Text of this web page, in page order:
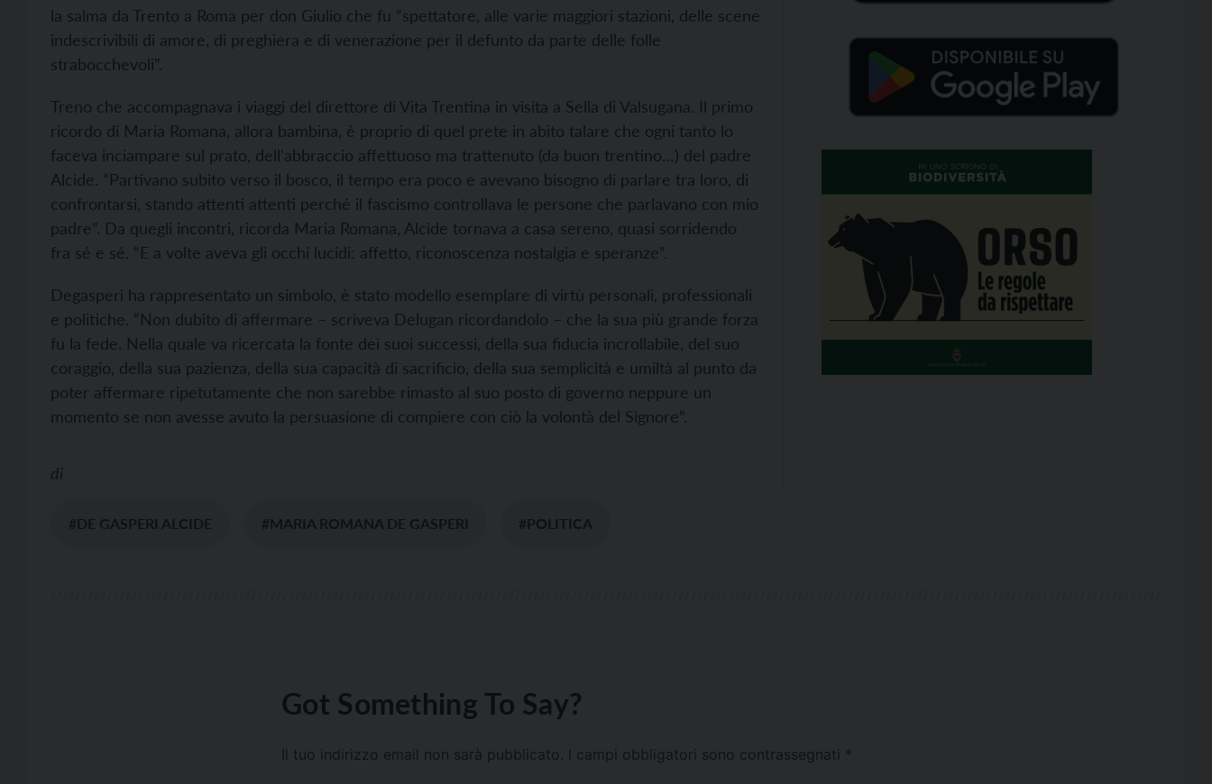
la salma da Trento a Roma per don Giulio che fu “spettatore, alle varie maggiori stazioni, delle scene
indescrivibili di amore, di preghiera e di venerazione per il defunto da parte delle folle
strabocchevoli”.
Treno che accompagnava i viaggi del direttore di Vita Trentina in visita a Sella di Valsugana. Il primo
ricordo di Maria Romana, allora bambina, è proprio di quel prete in abito talare che ogni tanto lo
faceva inciampare sul prato, dell'abbraccio affettuoso ma trattenuto (da buon trentino…) del padre
Alcide. “Partivano subito verso il bosco, il tempo era poco e avevano bisogno di parlare tra loro, di
confrontarsi, stando attenti attenti perché il fascismo controllava le persone che parlavano con mio
padre”. Da quegli incontri, ricorda Maria Romana, Alcide tornava a casa sereno, quasi sorridendo
fra sé e sé. “E a volte aveva gli occhi lucidi: affetto, riconoscenza nostalgia e speranze”.
Degasperi ha rappresentato un simbolo, è stato modello esemplare di virtù personali, professionali
e politiche. “Non dubito di affermare – scriveva Delugan ricordandolo – che la sua più grande forza
fu la fede. Nella quale va ricercata la fonte dei suoi successi, della sua fiducia incrollabile, del suo
coraggio, della sua pazienza, della sua capacità di sacrificio, della sua semplicità e umiltà al punto da
poter affermare ripetutamente che non sarebbe rimasto al suo posto di governo neppure un
momento se non avesse avuto la persuasione di compiere con ciò la volontà del Signore”.
di
#DE GASPERI ALCIDE #MARIA ROMANA DE GASPERI #POLITICA
Got Something To Say?
Il tuo indirizzo email non sarà pubblicato. I campi obbligatori sono contrassegnati *